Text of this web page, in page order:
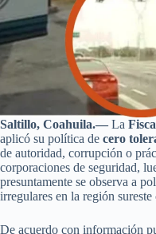
Saltillo, Coahuila.— La
aplicó su política de cero
de autoridad, corrupción o
corporaciones de seguridad,
presuntamente se observa a
irregulares en la región sureste
De acuerdo con información